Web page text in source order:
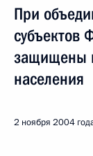
При
субъектов
защищены
населения
2 ноября 2004